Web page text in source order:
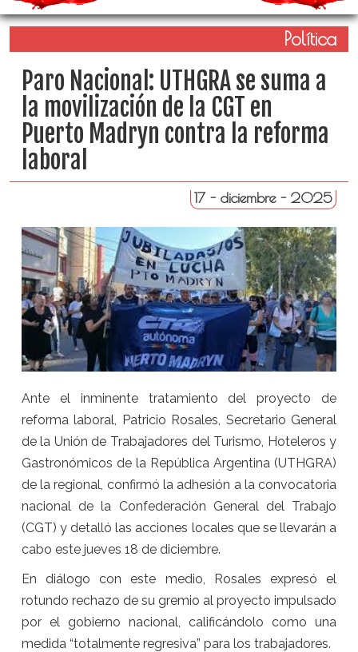
Política
Paro Nacional: UTHGRA se suma a
la movilización de la CGT en
Puerto Madryn contra la reforma
laboral
17 - diciembre - 2025
Ante el inminente tratamiento del proyecto de
reforma laboral, Patricio Rosales, Secretario General
de la Unión de Trabajadores del Turismo, Hoteleros y
Gastronómicos de la República Argentina (UTHGRA)
de la regional, confirmó la adhesión a la convocatoria
nacional de la Confederación General del Trabajo
(CGT) y detalló las acciones locales que se llevarán a
cabo este jueves 18 de diciembre.
En diálogo con este medio, Rosales expresó el
rotundo rechazo de su gremio al proyecto impulsado
por el gobierno nacional, calificándolo como una
medida “totalmente regresiva” para los trabajadores.